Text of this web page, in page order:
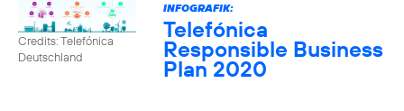
Credits: Telefónica
Deutschland
INFOGRAFIK:
Telefónica
Responsible Business
Plan 2020